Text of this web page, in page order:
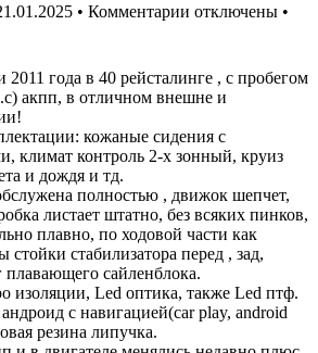
• Комментарии отключены •
года в 40 рейсталинге , с пробегом
акпп, в отличном внешне и
кожаные сидения с
климат контроль 2-х зонный, круиз
и дождя и тд.
полностью , движок шепчет,
листает штатно, без всяких пинков,
плавно, по ходовой части как
стабилизатора перед , зад,
плавающего сайленблока.
Led оптика, также Led птф.
с навигацией(car play, android
резина липучка.